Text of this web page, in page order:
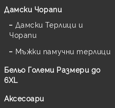
Дамски Чорапи
Дамски Терлици и
Чорапи
Мъжки памучни терлици
Бельо Големи Размери до
6XL
Аксесоари